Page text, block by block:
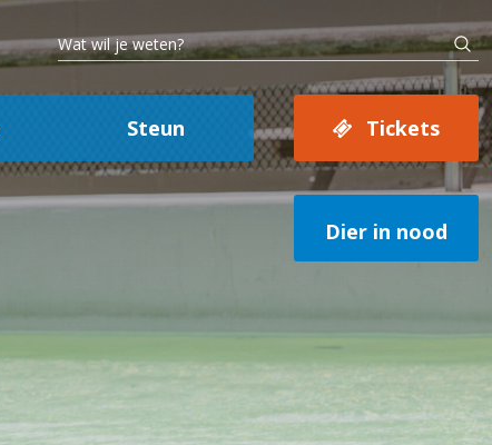
Steun Tickets
Dier in nood